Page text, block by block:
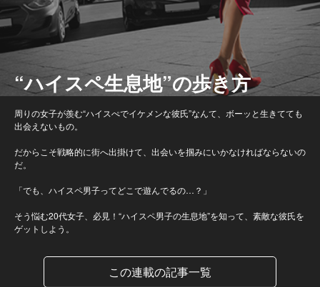
“ハイスペ生息地”の歩き方
周りの女子が羨む“ハイスぺでイケメンな彼氏”なんて、ボーッと生きてても
出会えないもの。
だからこそ戦略的に街へ出掛けて、出会いを掴みにいかなければならないの
だ。
「でも、ハイスペ男子ってどこで遊んでるの…？」
そう悩む20代女子、必見！“ハイスペ男子の生息地”を知って、素敵な彼氏を
ゲットしよう。
この連載の記事一覧